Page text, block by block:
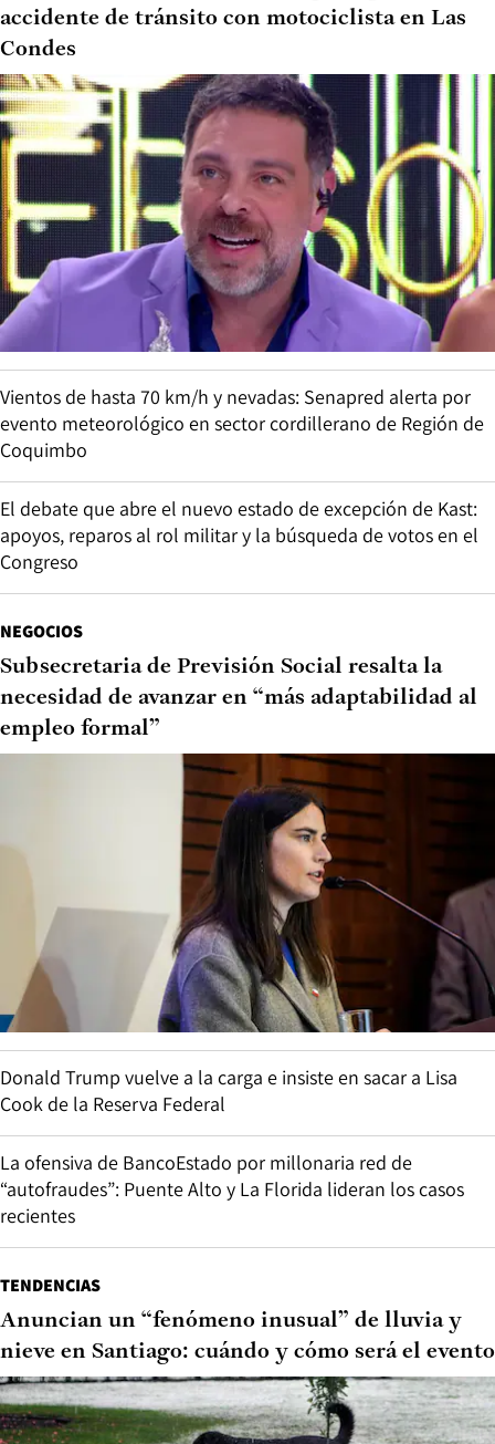
accidente de tránsito con motociclista en Las
Condes
Vientos de hasta 70 km/h y nevadas: Senapred alerta por
evento meteorológico en sector cordillerano de Región de
Coquimbo
El debate que abre el nuevo estado de excepción de Kast:
apoyos, reparos al rol militar y la búsqueda de votos en el
Congreso
NEGOCIOS
Subsecretaria de Previsión Social resalta la
necesidad de avanzar en “más adaptabilidad al
empleo formal”
Donald Trump vuelve a la carga e insiste en sacar a Lisa
Cook de la Reserva Federal
La ofensiva de BancoEstado por millonaria red de
“autofraudes”: Puente Alto y La Florida lideran los casos
recientes
TENDENCIAS
Anuncian un “fenómeno inusual” de lluvia y
nieve en Santiago: cuándo y cómo será el evento